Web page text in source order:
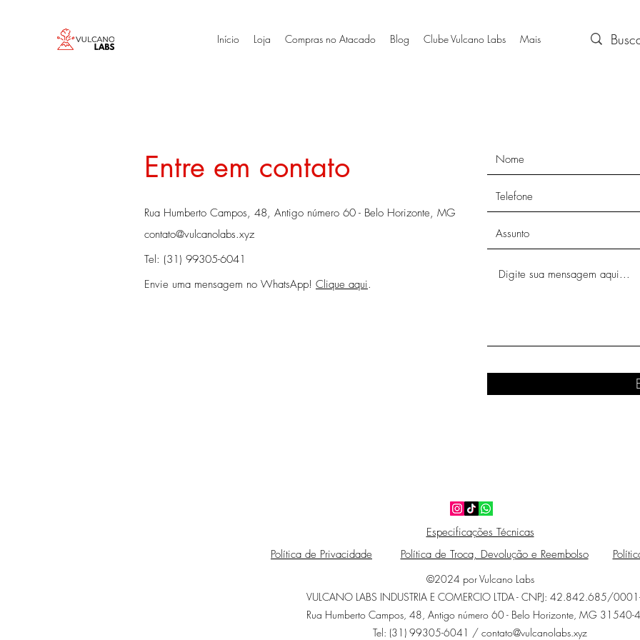
Início Loja Compras no Atacado Blog Clube Vulcano Labs Mais
Entre em contato
Rua Humberto Campos, 48, Antigo número 60 - Belo Horizonte, MG
contato@vulcanolabs.xyz
Tel: (31) 99305-6041
Envie uma mensagem no WhatsApp! Clique aqui.
Especificações Técnicas
Política de Privacidade
Política de Troca, Devolução e Reembolso
©2024 por Vulcano Labs
VULCANO LABS INDUSTRIA E COMERCIO LTDA - CNPJ: 42.842.685/
Rua Humberto Campos, 48, Antigo número 60 - Belo Horizonte, MG 31540-
Tel: (31) 99305-6041 / contato@vulcanolabs.xyz